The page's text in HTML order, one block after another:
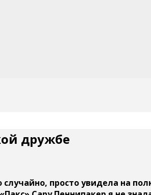
дружбе
случайно, просто увидела на